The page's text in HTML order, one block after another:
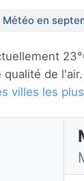
Météo en
de
villes les